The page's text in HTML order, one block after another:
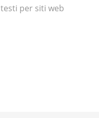
per siti web